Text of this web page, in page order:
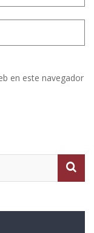
en este navegador